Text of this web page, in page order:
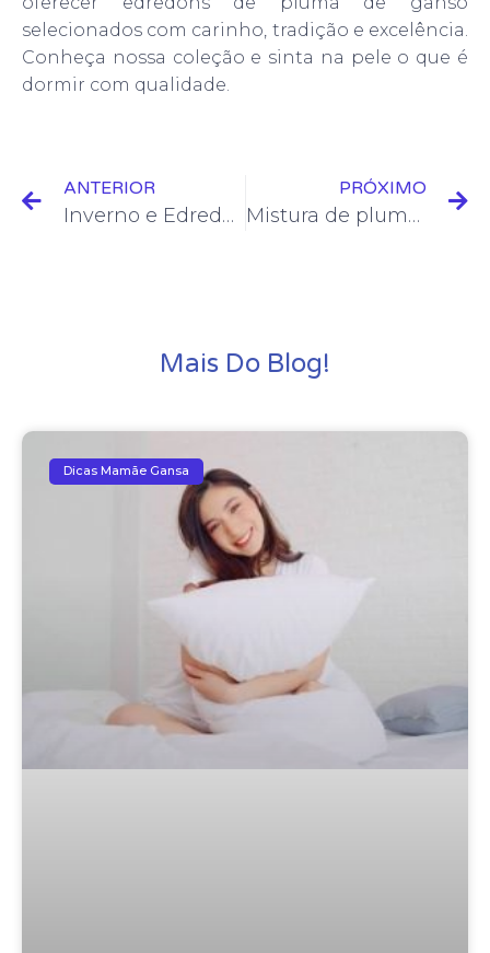
selecionados com carinho, tradição e excelência.
Conheça nossa coleção e sinta na pele o que é
dormir com qualidade.
ANTERIOR
Inverno e Edredom de Pluma de Ganso: Por que comprar?
PRÓXIMO
Mistura de pluma e algodão: Vantagens da combinação para o conforto.
Mais Do Blog!
Dicas Mamãe Gansa